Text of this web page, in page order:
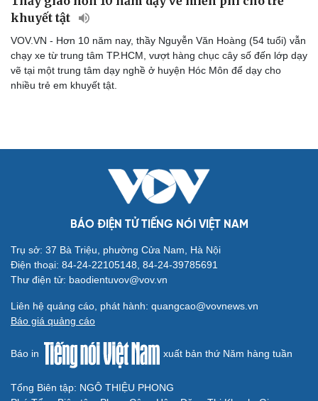
khuyết tật
VOV.VN - Hơn 10 năm nay, thầy Nguyễn Văn Hoàng (54 tuổi) vẫn
chạy xe từ trung tâm TP.HCM, vượt hàng chục cây số đến lớp dạy
vẽ tại một trung tâm dạy nghề ở huyện Hóc Môn để dạy cho
nhiều trẻ em khuyết tật.
BÁO ĐIỆN TỬ TIẾNG NÓI VIỆT NAM
Trụ sở: 37 Bà Triệu, phường Cửa Nam, Hà Nội
Điện thoại: 84-24-22105148, 84-24-39785691
Thư điện tử: baodientuvov@vov.vn
Liên hệ quảng cáo, phát hành: quangcao@vovnews.vn
Báo giá quảng cáo
Báo in xuất bản thứ Năm hàng tuần
Tổng Biên tập: NGÔ THIỆU PHONG